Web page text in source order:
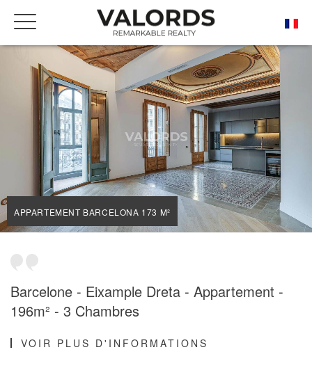
ACCUEIL NOS BIENS DE PRESTIGE À LA VENTE
BARCELONA
APPARTEMENT BARCELONA 173 M²
APPARTEMENT BARCELONA 173 M²
Barcelone - Eixample Dreta - Appartement -
196m² - 3 Chambres
VOIR PLUS D'INFORMATIONS